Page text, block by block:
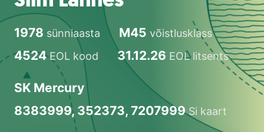
Alustajale
Orienteerujale
Eesti Orienteerumine 100!
Toetamine
1978 sünniaasta M45 võistlusklass
4524EOL kood 31.12.26 EOL litsents
SK Mercury
8383999, 352373, 7207999Si kaart